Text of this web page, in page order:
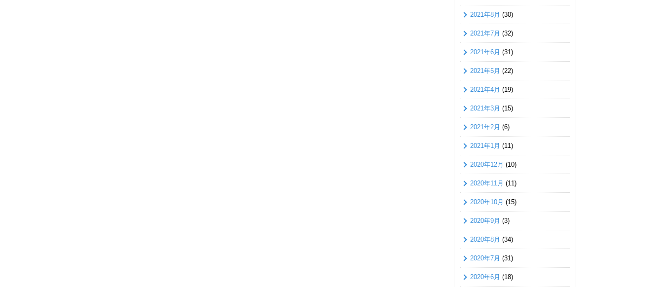
2021年8月 (30)
2021年7月 (32)
2021年6月 (31)
2021年5月 (22)
2021年4月 (19)
2021年3月 (15)
2021年2月 (6)
2021年1月 (11)
2020年12月 (10)
2020年11月 (11)
2020年10月 (15)
2020年9月 (3)
2020年8月 (34)
2020年7月 (31)
2020年6月 (18)